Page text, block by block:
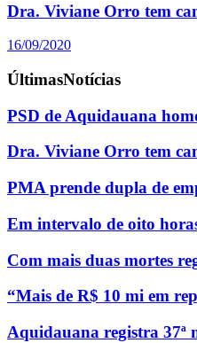
Dra. Viviane Orro tem
16/09/2020
ÚltimasNotícias
PSD de Aquidauana
Dra. Viviane Orro tem
PMA prende dupla de
Em intervalo de oito
Com mais duas mortes
“Mais de R$ 10 mi em
Aquidauana registra 37ª